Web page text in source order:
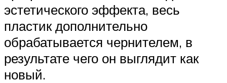
эстетического эффекта, весь
пластик дополнительно
обрабатывается чернителем, в
результате чего он выглядит как
новый.